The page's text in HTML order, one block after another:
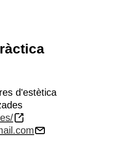
d'estètica